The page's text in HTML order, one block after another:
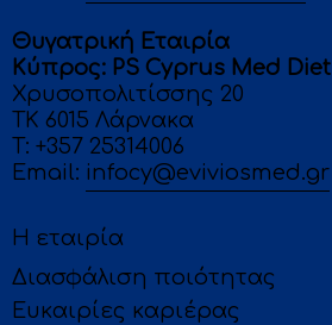
Θυγατρική Εταιρία
Κύπρος: PS Cyprus Med Diet
Χρυσοπολιτίσσης 20
ΤΚ 6015 Λάρνακα
T: +357 25314006
Email: infocy@eviviosmed.gr
Η εταιρία
Διασφάλιση ποιότητας
Ευκαιρίες καριέρας